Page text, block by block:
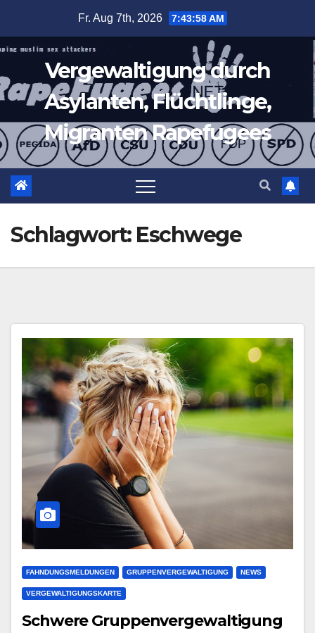
springen
Fr. Aug 7th, 2026 7:43:58 AM
Vergewaltigung durch
Asylanten, Flüchtlinge,
Migranten Rapefugees
Schlagwort: Eschwege
FAHNDUNGSMELDUNGEN GRUPPENVERGEWALTIGUNG NEWS
VERGEWALTIGUNGSKARTE
Schwere Gruppenvergewaltigung